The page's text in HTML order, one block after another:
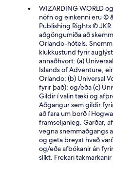
WIZARDING WORLD
nöfn og einkenni eru ©
Publishing Rights ©
aðgöngumiða að
Orlando-hótels.
klukkustund fyrir
annaðhvort: (a)
Islands of Adventure,
Orlando; (b) Universal
fyrir það); og/eða (c)
Gildir í valin tæki og
Aðgangur sem gildir
að fara um borð í
framseljanleg. Garðar,
vegna snemmaðgangs
og geta breyst hvað
og/eða afbókanir án
slíkt. Frekari